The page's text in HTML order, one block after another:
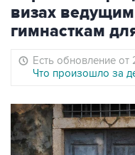
визах
гимнасткам
Есть обновление от
Что произошло за